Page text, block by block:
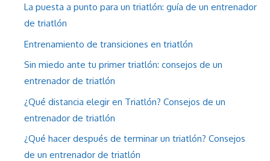
La puesta a punto para un triatlón: guía de un entrenador
de triatlón
Entrenamiento de transiciones en triatlón
Sin miedo ante tu primer triatlón: consejos de un
entrenador de triatlón
¿Qué distancia elegir en Triatlón? Consejos de un
entrenador de triatlón
¿Qué hacer después de terminar un triatlón? Consejos
de un entrenador de triatlón